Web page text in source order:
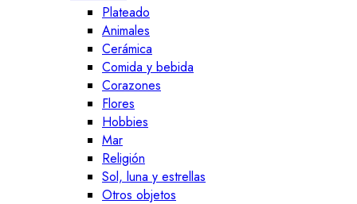
Plateado
Animales
Cerámica
Comida y bebida
Corazones
Flores
Hobbies
Mar
Religión
Sol, luna y estrellas
Otros objetos